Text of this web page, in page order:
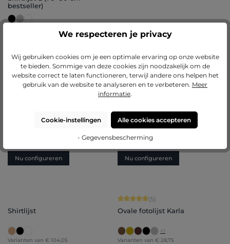
bestseller)
€ 25,75
BESTSELLERS
Gemiddelde waardering van 5 van 5 sterren
Nu configureren
Gemiddelde waardering van 5 van 5
Varianten van
Nu configureren
Shirtlijst
Varianten van € 104,05
Gemiddelde waardering van 5 van 5
(5)
Ovale fotolijst Karla
+1
Varianten van € 28,75
We respecteren je privacy
Wij gebruiken cookies om je een optimale ervaring op onze website
te bieden. Sommige van deze cookies zijn noodzakelijk om de
website correct te laten functioneren, terwijl andere ons helpen het
gebruik van de website te analyseren en te verbeteren. Meer
informatie.
Cookie-instellingen Alle cookies accepteren
- Gegevensbescherming